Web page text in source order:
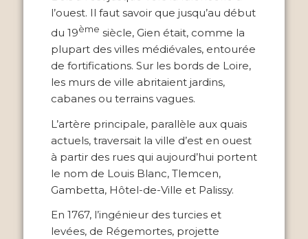
l’ouest. Il faut savoir que jusqu’au début
du 19ème siècle, Gien était, comme la
plupart des villes médiévales, entourée
de fortifications. Sur les bords de Loire,
les murs de ville abritaient jardins,
cabanes ou terrains vagues.
L’artère principale, parallèle aux quais
actuels, traversait la ville d’est en ouest
à partir des rues qui aujourd’hui portent
le nom de Louis Blanc, Tlemcen,
Gambetta, Hôtel-de-Ville et Palissy.
En 1767, l’ingénieur des turcies et
levées, de Régemortes, projette